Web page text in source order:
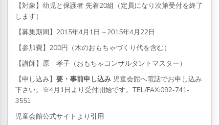
【対象】幼児と保護者 先着20組（定員になり次第受付を終了
します）
【募集期間】2015年4月1日～2015年4月22日
【参加費】200円（木のおもちゃづくり代を含む）
【講師】原 孝子（おもちゃコンサルタントマスター）
【申し込み】 要・事前申し込み 児童会館へ電話でお申し込み
下さい。※4月1日より受付開始です。TEL/FAX:092-741-
3551
児童会館公式サイトより引用